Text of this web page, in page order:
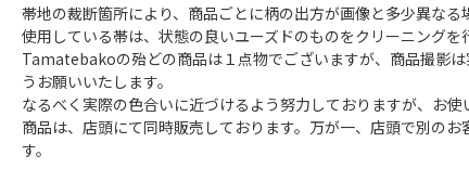
帯地の裁断箇所により、商品ごとに柄の出方が画像と多少異なる
使用している帯は、状態の良いユーズドのものをクリーニング
Tamatebakoの殆どの商品は１点物でございますが、商品撮影
うお願いいたします。
なるべく実際の色合いに近づけるよう努力しておりますが、お
商品は、店頭にて同時販売しております。万が一、店頭で別の
す。